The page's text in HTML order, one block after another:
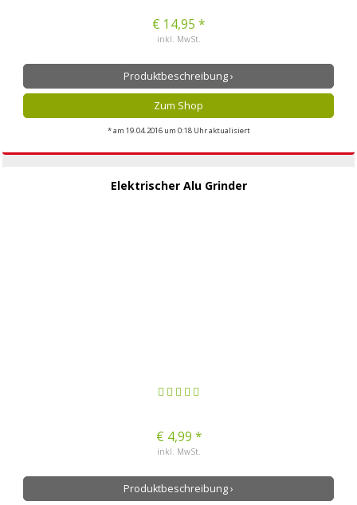
€ 14,95 *
inkl. MwSt.
Produktbeschreibung ›
Zum Shop
* am 19.04.2016 um 0:18 Uhr aktualisiert
Elektrischer Alu Grinder
€ 4,99 *
inkl. MwSt.
Produktbeschreibung ›